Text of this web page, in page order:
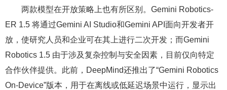
两款模型在开放策略上也有所区别。Gemini Robotics-
ER 1.5 将通过Gemini AI Studio和Gemini API面向开发者开
放，使研究人员和企业可在其上进行二次开发；而Gemini
Robotics 1.5 由于涉及复杂控制与安全因素，目前仅向特定
合作伙伴提供。此前，DeepMind还推出了“Gemini Robotics
On-Device”版本，用于在离线或低延迟场景中运行，显示出